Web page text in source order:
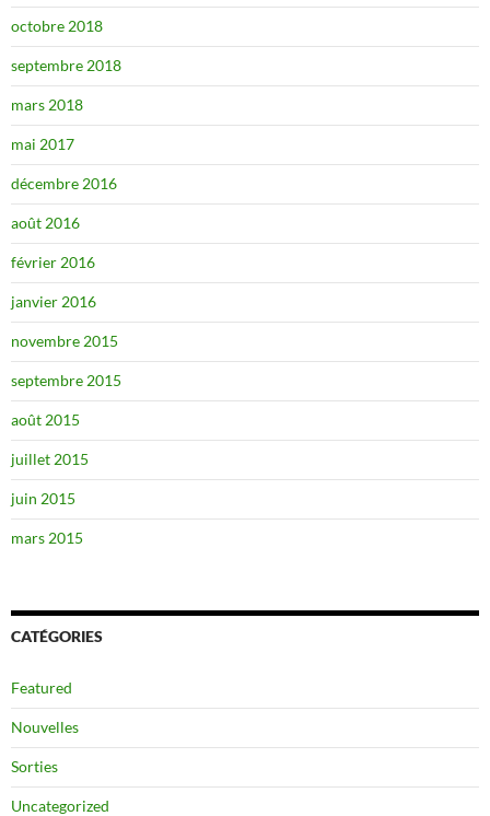
octobre 2018
septembre 2018
mars 2018
mai 2017
décembre 2016
août 2016
février 2016
janvier 2016
novembre 2015
septembre 2015
août 2015
juillet 2015
juin 2015
mars 2015
CATÉGORIES
Featured
Nouvelles
Sorties
Uncategorized